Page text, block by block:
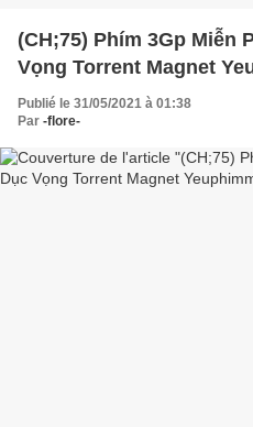
(CH;75) Phím 3Gp Miễn
Vọng Torrent Magnet
Publié le 31/05/2021 à 01:38
Par -flore-